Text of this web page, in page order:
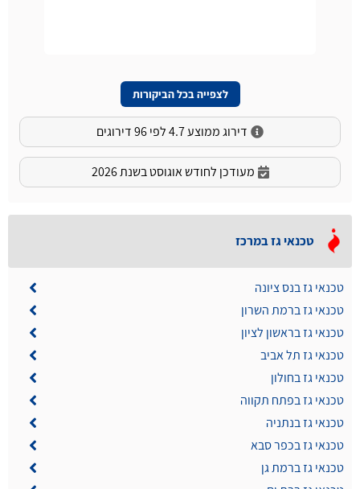
לצפייה בכל הביקורות
דירוג ממוצע 4.7 לפי 96 דירוגים
מעודכן לחודש אוגוסט בשנת 2026
טכנאי גז במרכז
טכנאי גז בנס ציונה
טכנאי גז ברמת השרון
טכנאי גז בראשון לציון
טכנאי גז תל אביב
טכנאי גז בחולון
טכנאי גז בפתח תקווה
טכנאי גז בנתניה
טכנאי גז בכפר סבא
טכנאי גז ברמת גן